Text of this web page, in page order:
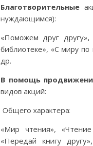
Благотворительные
нуждающимся):
«Поможем друг другу»,
библиотеке», «С миру
др.
В помощь
видов акций:
Общего характера:
«Мир чтения»,
«Передай книгу